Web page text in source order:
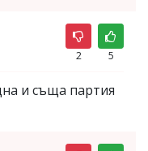
2 5
и съща партия